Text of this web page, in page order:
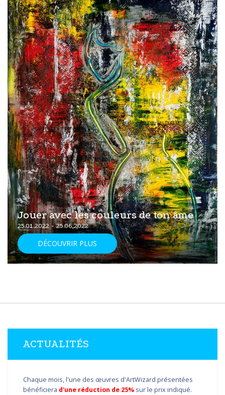
Jouer avec les couleurs de ton âme
25.01.2022 - 25.06.2022
DÉCOUVRIR PLUS
ACTUALITÉS
Chaque mois, l'une des œuvres d'ArtWizard présentées
bénéficiera d'une réduction de 25% sur le prix indiqué.